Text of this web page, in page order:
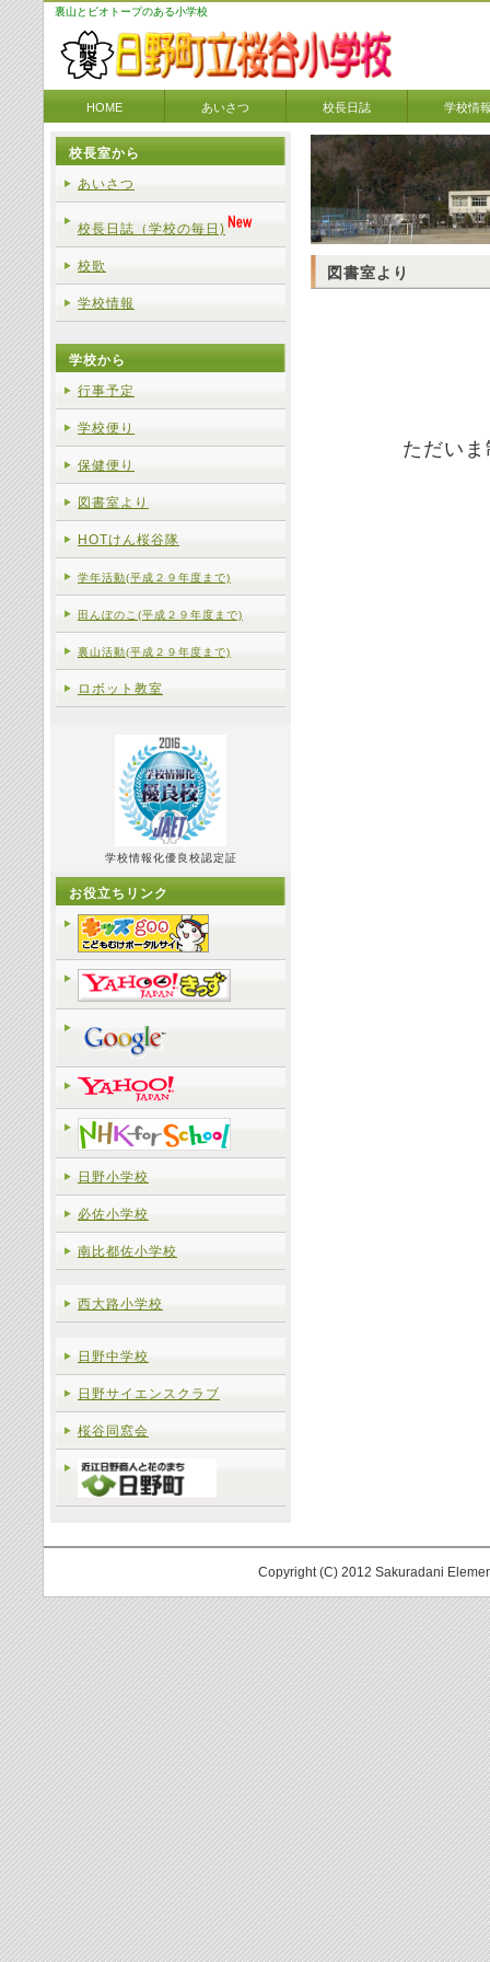
裏山とビオトープのある小学校
HOME あいさつ 校長日誌 学校情
図書室より
ただい
校長室から
あいさつ
校長日誌（学校の毎日)
校歌
学校情報
学校から
行事予定
学校便り
保健便り
図書室より
HOTけん桜谷隊
学年活動(平成２９年度まで)
田んぼのこ(平成２９年度まで)
裏山活動(平成２９年度まで)
ロボット教室
学校情報化優良校認定証
お役立ちリンク
日野小学校
必佐小学校
南比都佐小学校
西大路小学校
日野中学校
日野サイエンスクラブ
桜谷同窓会
Copyright (C) 2012 Sakuradani